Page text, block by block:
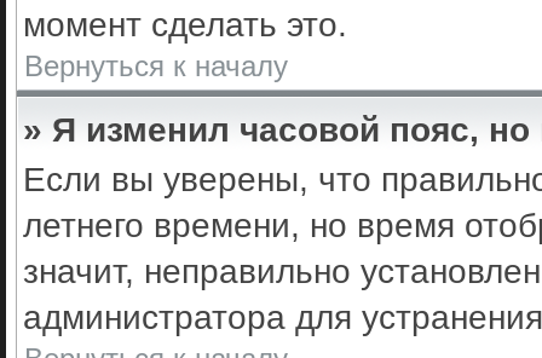
момент сделать это.
Вернуться к началу
» Я изменил часовой пояс,
Если вы уверены, что
летнего времени, но время
значит, неправильно
администратора для